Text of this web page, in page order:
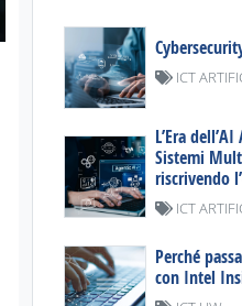
ICT
L’Era
Sistemi
riscrivendo
ICT
Perché
con Intel